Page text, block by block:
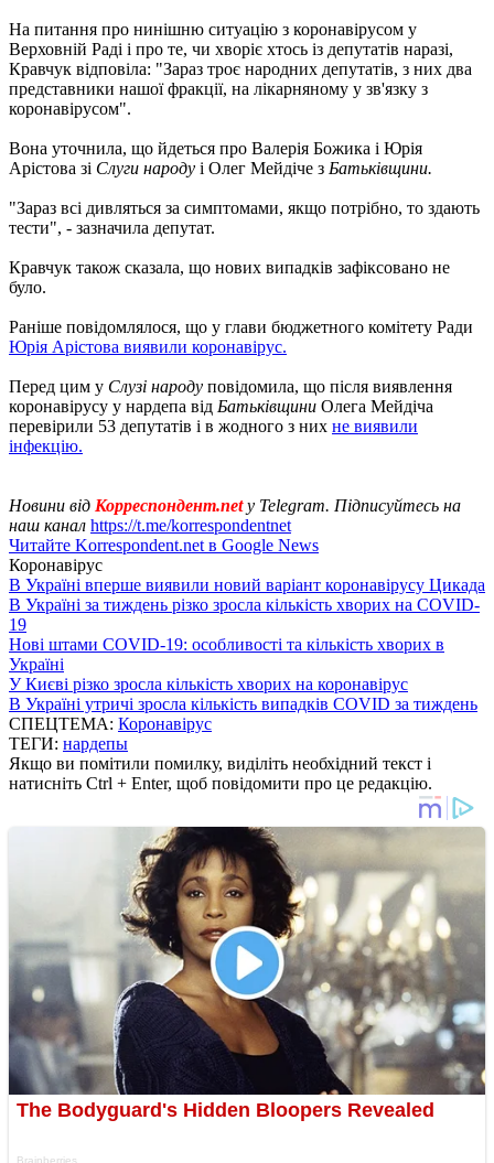
На питання про нинішню ситуацію з коронавірусом у
Верховній Раді і про те, чи хворіє хтось із депутатів наразі,
Кравчук відповіла: "Зараз троє народних депутатів, з них два
представники нашої фракції, на лікарняному у зв'язку з
коронавірусом".
Вона уточнила, що йдеться про Валерія Божика і Юрія
Арістова зі Слуги народу і Олег Мейдіче з Батьківщини.
"Зараз всі дивляться за симптомами, якщо потрібно, то здають
тести", - зазначила депутат.
Кравчук також сказала, що нових випадків зафіксовано не
було.
Раніше повідомлялося, що у глави бюджетного комітету Ради
Юрія Арістова виявили коронавірус.
Перед цим у Слузі народу повідомила, що після виявлення
коронавірусу у нардепа від Батьківщини Олега Мейдіча
перевірили 53 депутатів і в жодного з них не виявили
інфекцію.
Новини від Корреспондент.net у Telegram. Підписуйтесь на
наш канал https://t.me/korrespondentnet
Читайте Korrespondent.net в Google News
Коронавірус
В Україні вперше виявили новий варіант коронавірусу Цикада
В Україні за тиждень різко зросла кількість хворих на COVID-
19
Нові штами COVID-19: особливості та кількість хворих в
Україні
У Києві різко зросла кількість хворих на коронавірус
В Україні утричі зросла кількість випадків COVID за тиждень
СПЕЦТЕМА: Коронавірус
ТЕГИ: нардепы
Якщо ви помітили помилку, виділіть необхідний текст і
натисніть Ctrl + Enter, щоб повідомити про це редакцію.